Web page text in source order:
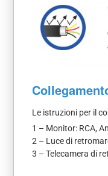
Le istruzioni per il
1 – Monitor: RCA,
2 – Luce di
3 – Telecamera di